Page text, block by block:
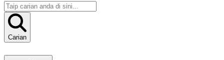
Carian